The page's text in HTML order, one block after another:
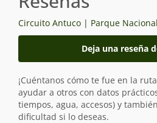
Circuito Antuco | Parque
Deja una reseña
¡Cuéntanos cómo te fue en la
ayudar a otros con datos
tiempos, agua, accesos) y
dificultad si lo deseas.